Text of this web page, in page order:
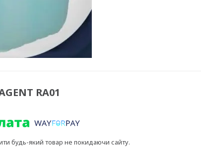
RA01
будь-який товар не покидаючи сайту.